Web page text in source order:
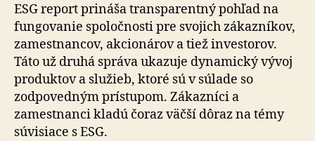
ESG report prináša transparentný pohľad na
fungovanie spoločnosti pre svojich zákazníkov,
zamestnancov, akcionárov a tiež investorov.
Táto už druhá správa ukazuje dynamický vývoj
produktov a služieb, ktoré sú v súlade so
zodpovedným prístupom. Zákazníci a
zamestnanci kladú čoraz väčší dôraz na témy
súvisiace s ESG.